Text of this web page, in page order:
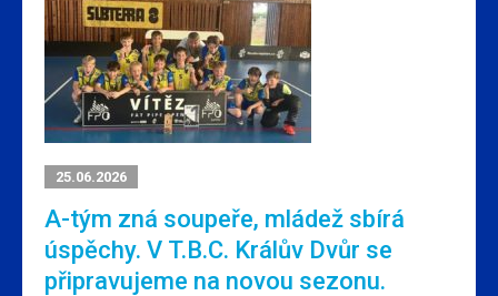
25.06.2026
A-tým zná soupeře, mládež sbírá
úspěchy. V T.B.C. Králův Dvůr se
připravujeme na novou sezonu.